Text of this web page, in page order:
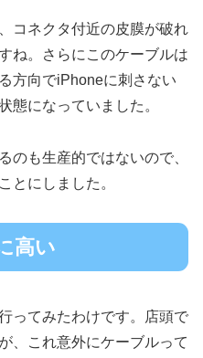
コネクタ付近の皮膜が破れ
ね。さらにこのケーブルは
方向でiPhoneに刺さない
態になっていました。
のも生産的ではないので、
とにしました。
高い
ってみたわけです。店頭で
、これ意外にケーブルって